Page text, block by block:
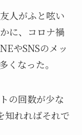
人がふと呟い
に、コロナ禍
やSNSのメッ
くなった。
の回数が少な
知れればそれで